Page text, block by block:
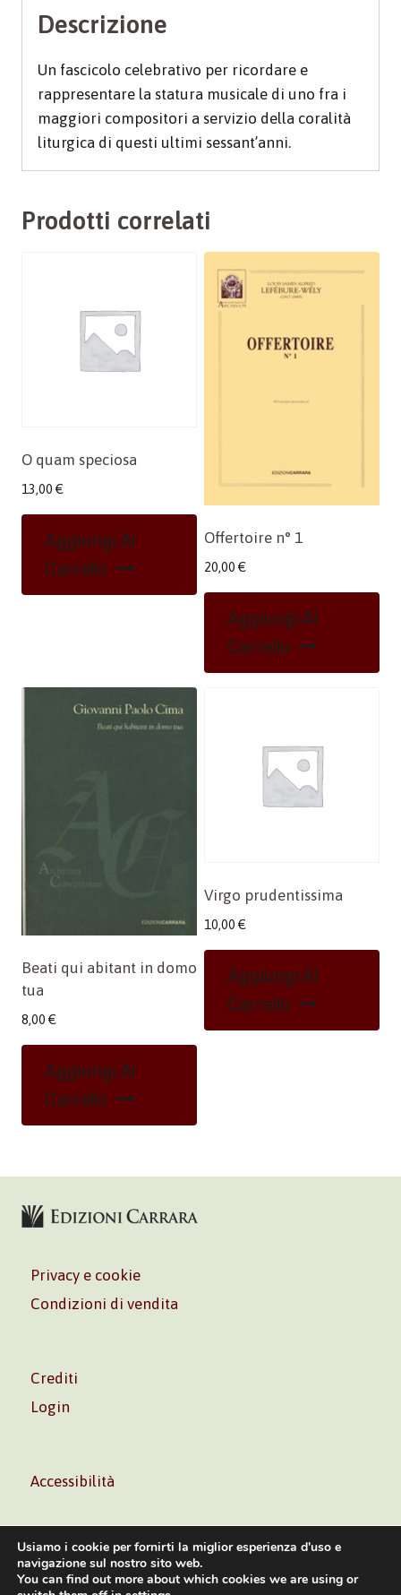
Descrizione
Un fascicolo celebrativo per ricordare e
rappresentare la statura musicale di uno fra i
maggiori compositori a servizio della coralità
liturgica di questi ultimi sessant’anni.
Prodotti correlati
O quam speciosa
13,00 €
Aggiungi Al
Carrello
Offertoire n° 1
20,00 €
Aggiungi Al
Carrello
Beati qui abitant in domo
tua
8,00 €
Aggiungi Al
Carrello
Virgo prudentissima
10,00 €
Aggiungi Al
Carrello
Privacy e cookie
Condizioni di vendita
Crediti
Login
Accessibilità
Volontè & Co. Srl – P.I. 06181480960 –info@volonte-
Usiamo i cookie per fornirti la miglior esperienza d'uso e
navigazione sul nostro sito web.
You can find out more about which cookies we are using or